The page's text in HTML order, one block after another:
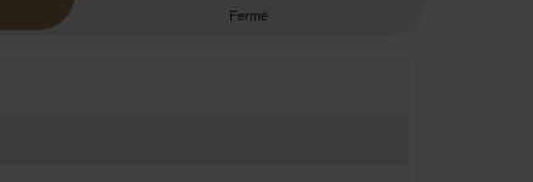
Fermé